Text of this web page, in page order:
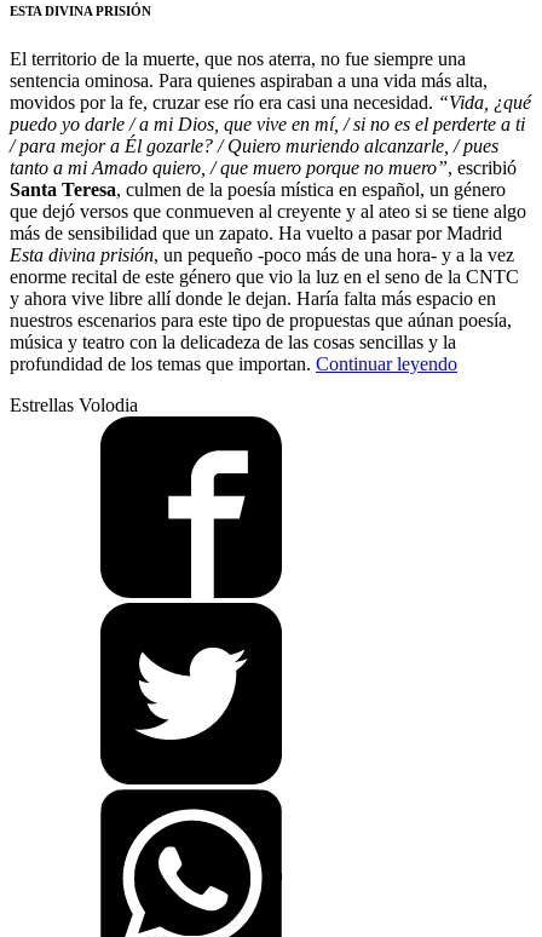
ESTA DIVINA PRISIÓN
El territorio de la muerte, que nos aterra, no fue siempre una
sentencia ominosa. Para quienes aspiraban a una vida más alta,
movidos por la fe, cruzar ese río era casi una necesidad. “Vida, ¿qué
puedo yo darle / a mi Dios, que vive en mí, / si no es el perderte a ti
/ para mejor a Él gozarle? / Quiero muriendo alcanzarle, / pues
tanto a mi Amado quiero, / que muero porque no muero”, escribió
Santa Teresa, culmen de la poesía mística en español, un género
que dejó versos que conmueven al creyente y al ateo si se tiene algo
más de sensibilidad que un zapato. Ha vuelto a pasar por Madrid
Esta divina prisión, un pequeño -poco más de una hora- y a la vez
enorme recital de este género que vio la luz en el seno de la CNTC
y ahora vive libre allí donde le dejan. Haría falta más espacio en
nuestros escenarios para este tipo de propuestas que aúnan poesía,
música y teatro con la delicadeza de las cosas sencillas y la
profundidad de los temas que importan. Continuar leyendo“Donde
Estrellas Volodia